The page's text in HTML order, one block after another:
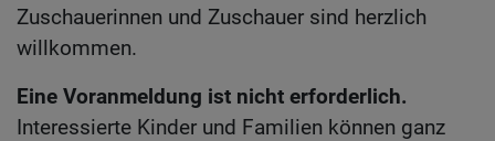
Zuschauerinnen und Zuschauer sind herzlich
willkommen.
Eine Voranmeldung ist nicht erforderlich.
Interessierte Kinder und Familien können ganz